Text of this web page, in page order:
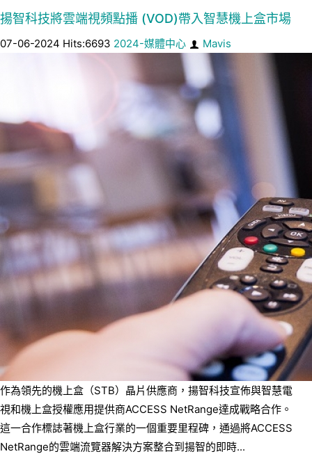
揚智科技將雲端視頻點播 (VOD)帶入智慧機上盒市場
07-06-2024 Hits:6693 2024-媒體中心 Mavis
作為領先的機上盒（STB）晶片供應商，揚智科技宣佈與智慧電
視和機上盒授權應用提供商ACCESS NetRange達成戰略合作。
這一合作標誌著機上盒行業的一個重要里程碑，通過將ACCESS
NetRange的雲端流覽器解決方案整合到揚智的即時...